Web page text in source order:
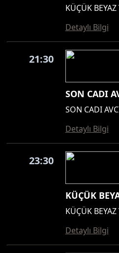
KÜÇÜK BEYAZ
Detaylı Bilgi
21:30
SON CADI
SON CADI
Detaylı Bilgi
23:30
KÜÇÜK
KÜÇÜK BEYAZ
Detaylı Bilgi